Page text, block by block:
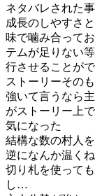
ネタバレされた
成長のしやすさ
味で噛み合って
テムが足りない
行させることが
ストーリーその
強いて言うなら
がストーリー上
気になった
結構な数の村人
逆になんか温く
切り札を使って
し…